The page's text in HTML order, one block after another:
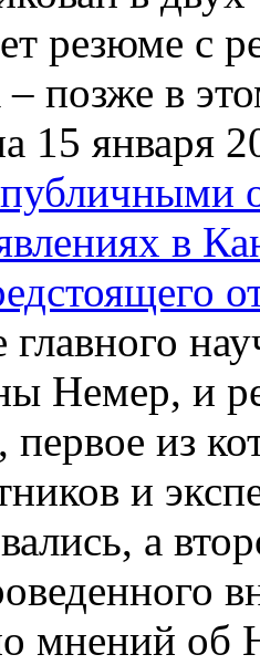
резюме с
– позже в
15 января
в
Немер, и
из
и
а
мнений